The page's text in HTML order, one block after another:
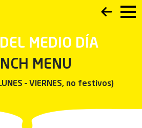
MEDIO DÍA
MENU
– VIERNES, no festivos)